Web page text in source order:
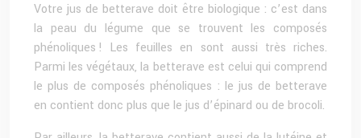
Votre jus de betterave doit être biologique : c’est dans
la peau du légume que se trouvent les composés
phénoliques ! Les feuilles en sont aussi très riches.
Parmi les végétaux, la betterave est celui qui comprend
le plus de composés phénoliques : le jus de betterave
en contient donc plus que le jus d’épinard ou de brocoli.